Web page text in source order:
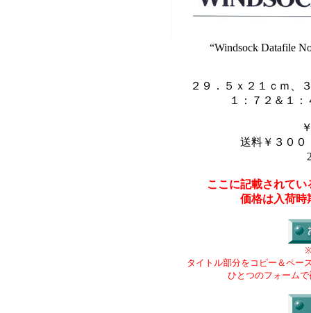
“Windsock Datafile
２９．５ｘ２１ｃｍ、
１：７２＆１
送料￥３００
ここに記載されて
価格は入荷時
タイトル部分をコピー＆ペー
ひとつのフォーム